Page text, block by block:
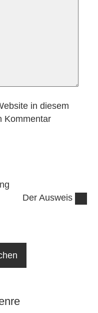
in diesem
Kommentar
Nächster
Der Ausweis